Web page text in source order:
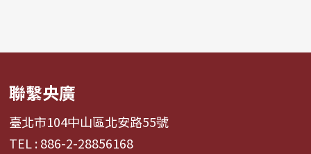
聯繫央廣
臺北市104中山區北安路55號
TEL : 886-2-28856168